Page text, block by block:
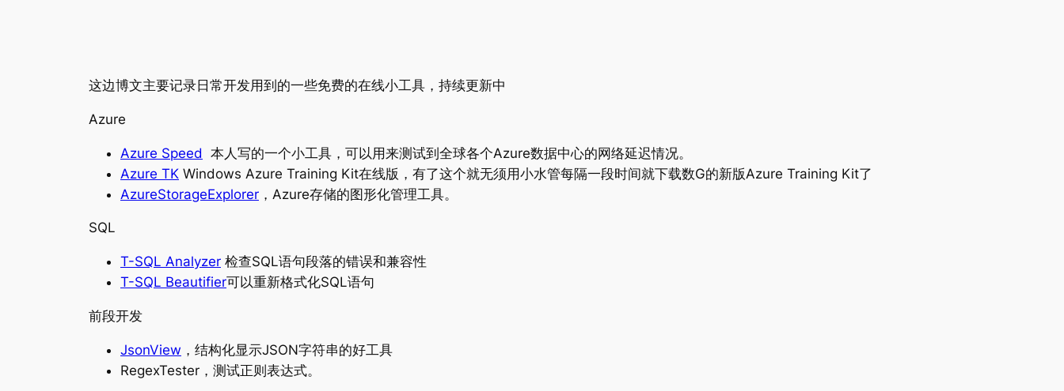
这边博文主要记录日常开发用到的一些免费的在线小工具，持续更新中
Azure
Azure Speed 本人写的一个小工具，可以用来测试到全球各个Azure数据中心的网络延迟情况。
Azure TK Windows Azure Training Kit在线版，有了这个就无须用小水管每隔一段时间就下载数G的新版Azure Training Kit了
AzureStorageExplorer ，Azure存储的图形化管理工具。
SQL
T-SQL Analyzer 检查SQL语句段落的错误和兼容性
T-SQL Beautifier可以重新格式化SQL语句
前段开发
JsonView ，结构化显示JSON字符串的好工具
RegexTester，测试正则表达式。